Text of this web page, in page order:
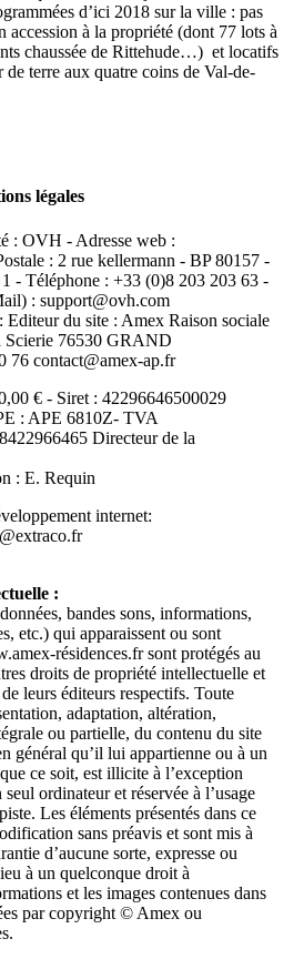
d’ici 2018 sur la ville : pas
accession à la propriété (dont 77 lots à
chaussée de Rittehude…) et locatifs
terre aux quatre coins de Val-de-
légales
: OVH - Adresse web :
: 2 rue kellermann - BP 80157 -
- Téléphone : +33 (0)8 203 203 63 -
: support@ovh.com
du site : Amex Raison sociale
Scierie 76530 GRAND
contact@amex-ap.fr
€ - Siret : 42296646500029
: APE 6810Z- TVA
Directeur de la
: E. Requin
internet:
:
bandes sons, informations,
etc.) qui apparaissent ou sont
résidences.fr sont protégés au
droits de propriété intellectuelle et
leurs éditeurs respectifs. Toute
adaptation, altération,
ou partielle, du contenu du site
général qu’il lui appartienne ou à un
ce soit, est illicite à l’exception
ordinateur et réservée à l’usage
Les éléments présentés dans ce
sans préavis et sont mis à
d’aucune sorte, expresse ou
à un quelconque droit à
et les images contenues dans
par copyright © Amex ou